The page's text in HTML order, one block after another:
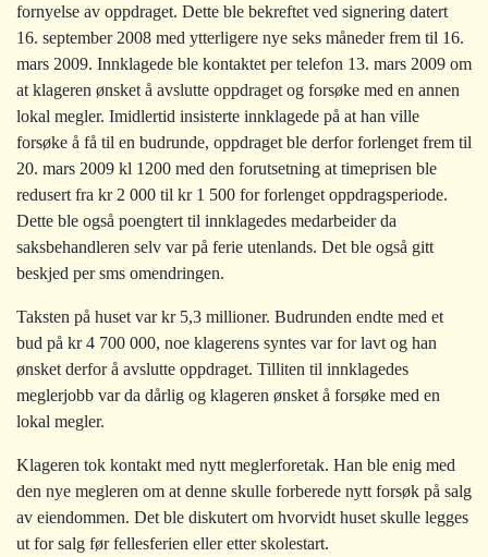
fornyelse av oppdraget. Dette ble bekreftet ved signering datert
16. september 2008 med ytterligere nye seks måneder frem til 16.
mars 2009. Innklagede ble kontaktet per telefon 13. mars 2009 om
at klageren ønsket å avslutte oppdraget og forsøke med en annen
lokal megler. Imidlertid insisterte innklagede på at han ville
forsøke å få til en budrunde, oppdraget ble derfor forlenget frem til
20. mars 2009 kl 1200 med den forutsetning at timeprisen ble
redusert fra kr 2 000 til kr 1 500 for forlenget oppdragsperiode.
Dette ble også poengtert til innklagedes medarbeider da
saksbehandleren selv var på ferie utenlands. Det ble også gitt
beskjed per sms omendringen.
Taksten på huset var kr 5,3 millioner. Budrunden endte med et
bud på kr 4 700 000, noe klagerens syntes var for lavt og han
ønsket derfor å avslutte oppdraget. Tilliten til innklagedes
meglerjobb var da dårlig og klageren ønsket å forsøke med en
lokal megler.
Klageren tok kontakt med nytt meglerforetak. Han ble enig med
den nye megleren om at denne skulle forberede nytt forsøk på salg
av eiendommen. Det ble diskutert om hvorvidt huset skulle legges
ut for salg før fellesferien eller etter skolestart.